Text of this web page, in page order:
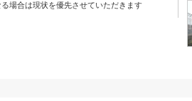
場合は現状を優先させていただきます